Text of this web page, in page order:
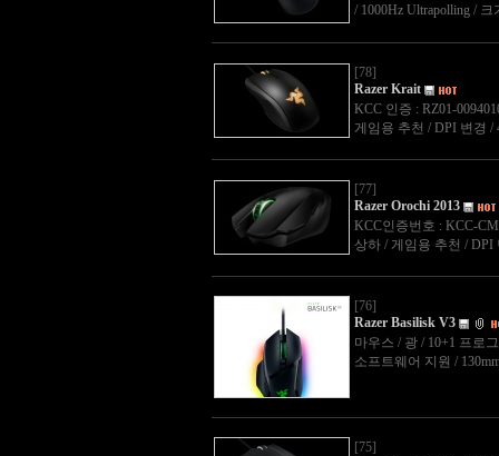
/ 1000Hz Ultrapolling / 크
[78]
Razer Krait
KCC 인증 : RZ01-
게임용 추천 / DPI 변경 /
[77]
Razer Orochi 2013
KCC인증번호 : KCC-
상하 / 게임용 추천 /
[76]
Razer Basilisk V3
마우스 / 광 / 10+1 프로
소프트웨어 지원 /
[75]